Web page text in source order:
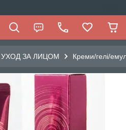
УХОД ЗА ЛИЦОМ Креми/гелі/